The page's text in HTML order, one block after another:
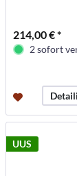
214,00 € *
2 sofort
UUS